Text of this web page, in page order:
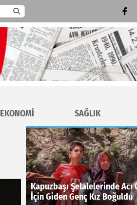
EKONOMİ SAĞLIK
Kapuzbaşı Şelalelerinde
İçin Giden Genç Kız Boğuldu